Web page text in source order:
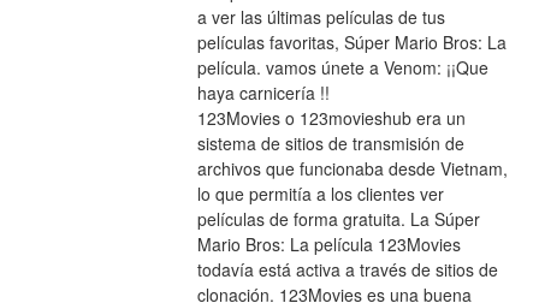
a ver las últimas películas de tus
películas favoritas, Súper Mario Bros: La
película. vamos únete a Venom: ¡¡Que
haya carnicería !!
123Movies o 123movieshub era un
sistema de sitios de transmisión de
archivos que funcionaba desde Vietnam,
lo que permitía a los clientes ver
películas de forma gratuita. La Súper
Mario Bros: La película 123Movies
todavía está activa a través de sitios de
clonación. 123Movies es una buena